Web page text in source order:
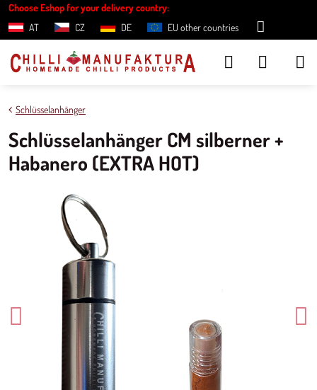
Choose Eshop for your delivery country:
AT
CZ DE EU other countries
Schlüsselanhänger
Schlüsselanhänger CM silberner +
Habanero (EXTRA HOT)